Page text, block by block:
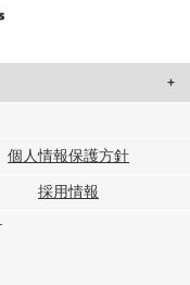
わせたコンテンツや広告の
提供しています。
ーに提供した他の情報や、
に収集した他の情報を組み
個人情報保護方針
採用情報